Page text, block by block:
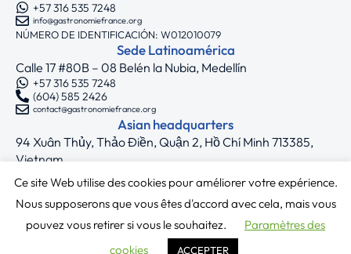
+57 316 535 7248
info@gastronomiefrance.org
NÚMERO DE IDENTIFICACIÓN: W012010079
Sede Latinoamérica
Calle 17 #80B – 08 Belén la Nubia, Medellín
+57 316 535 7248
(604) 585 2426
contact@gastronomiefrance.org
Asian headquarters
94 Xuân Thủy, Thảo Điền, Quận 2, Hồ Chí Minh 713385,
Vietnam
+33 7 75 71 62 44
asia@gastronomiefrance.org
Síguenos
Copyright © 2025 Gastronomie France
Ce site Web utilise des cookies pour améliorer votre expérience.
Nous supposerons que vous êtes d'accord avec cela, mais vous
pouvez vous retirer si vous le souhaitez.
Paramètres des
cookies
ACCEPTER